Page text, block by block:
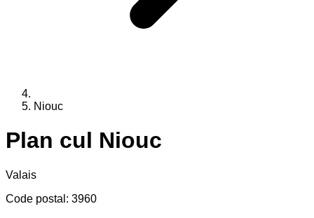
Niouc
Plan cul Niouc
Valais
Code postal : 3960